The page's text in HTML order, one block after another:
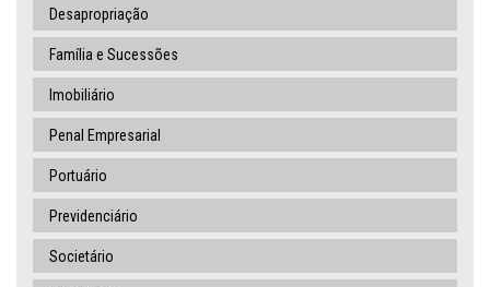
Desapropriação
Família e Sucessões
Imobiliário
Penal Empresarial
Portuário
Previdenciário
Societário